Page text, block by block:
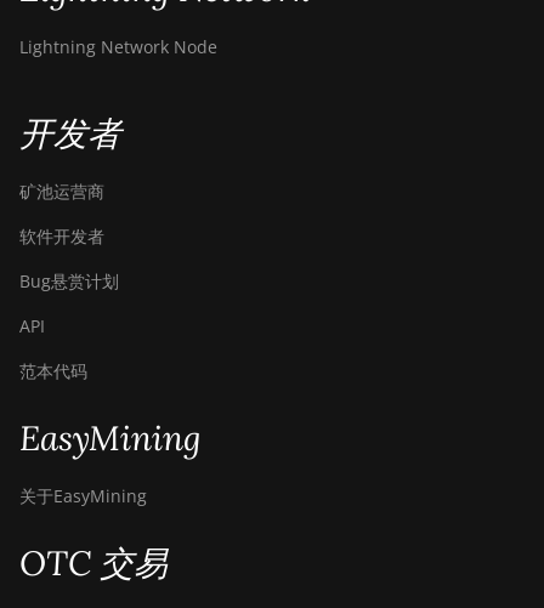
Canaan AvalonMiner 1047
Canaan AvalonMiner 1066
Canaan Creative Avalon 1126 Pro
Canaan Creative Avalon 1146 Pro
Canaan Creative Avalon 1166 Pro
Canaan Creative Avalon 921
DesiweMiner K9S
Lightning Network Node
开发者
矿池运营商
软件开发者
Bug悬赏计划
API
范本代码
EasyMining
关于EasyMining
OTC 交易